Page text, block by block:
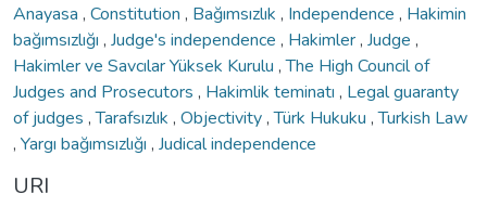
Anayasa , Constitution , Bağımsızlık , Independence , Hakimin
bağımsızlığı , Judge's independence , Hakimler, Judge ,
Hakimler ve Savcılar Yüksek Kurulu ,The High Council of
Judges and Prosecutors , Hakimlik teminatı , Legal guaranty
of judges ,Tarafsızlık , Objectivity,Türk Hukuku ,Turkish Law
, Yargı bağımsızlığı , Judical independence
URI